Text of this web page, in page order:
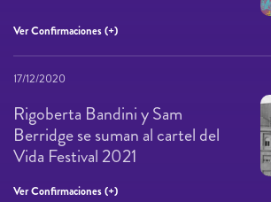
Ver Confirmaciones (+)
17/12/2020
Rigoberta Bandini y Sam
Berridge se suman al cartel del
Vida Festival 2021
Ver Confirmaciones (+)